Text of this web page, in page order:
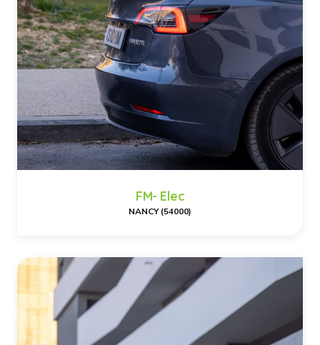
FM- Elec
NANCY (54000)